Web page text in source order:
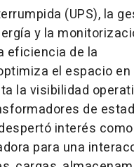
(UPS), la
y la
eficiencia de la
el espacio en
la visibilidad
de
interés como
para una